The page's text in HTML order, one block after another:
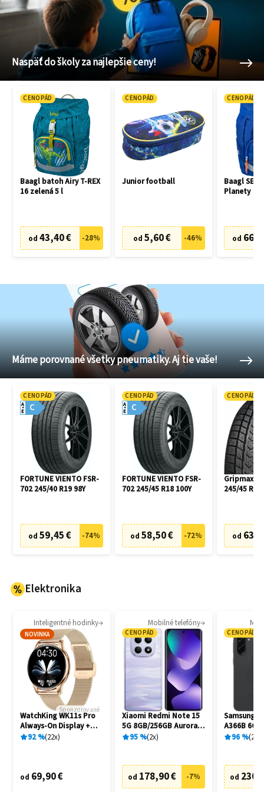
Naspäť do školy za najlepšie ceny!
CENOPÁD
Baagl batoh Airy T-REX
16 zelená 5 l
od 43,40 € -28%
CENOPÁD
Junior football
od 5,60 € -46%
CENOPÁD
Baagl SET
Planety
od
Máme porovnané všetky pneumatiky. Aj tie vaše!
CENOPÁD
C
A
E
FORTUNE VIENTO FSR-
702 245/40 R19 98Y
od 59,45 € -74%
CENOPÁD
C
A
E
FORTUNE VIENTO FSR-
702 245/45 R18 100Y
od 58,50 € -72%
CENOPÁD
Gripmax
245/45 R18
od
Elektronika
Inteligentné hodinky
NOVINKA
Sponzorované
WatchKing WK11s Pro
Always-On Display +
Extra remienok
92% 22x
od 69,90 €
Mobilné telefóny
CENOPÁD
Xiaomi Redmi Note 15
5G 8GB/256GB Aurora
Purple
95% 2x
od 178,90 € -7%
CENOPÁD
Samsung
A366B
Awesome
96% 20
od